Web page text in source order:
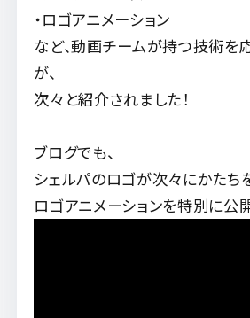
・ロゴアニメーション
など、動画チームが持つ技術を
が、
次々と紹介されました！
ブログでも、
シェルパのロゴが次々にかたち
ロゴアニメーションを特別に